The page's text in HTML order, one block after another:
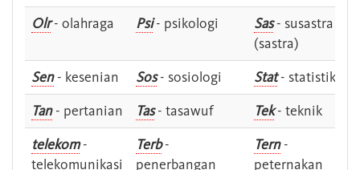
Olr- olahraga Psi- psikologi Sas- susastra -
(sastra)
Sen- kesenian Sos- sosiologi Stat- statistik
Tan- pertanian Tas- tasawuf Tek- teknik
telekom-
telekomunikasi
Terb-
penerbangan
Tern-
peternakan